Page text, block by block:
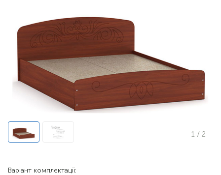
1 / 2
Варіант комплектації: